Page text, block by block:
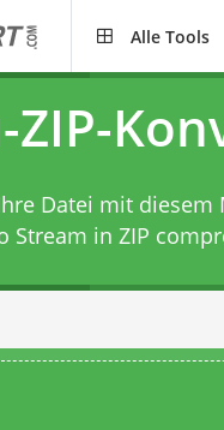
Alle Tools
ZIP-
Datei mit diesem
Stream in ZIP